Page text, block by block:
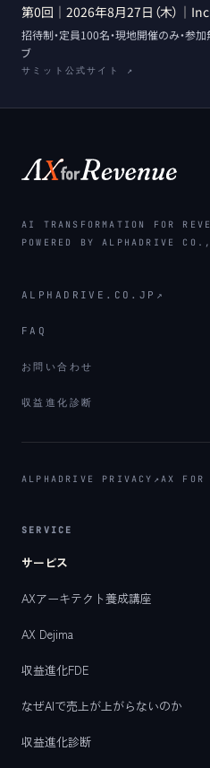
第0回 ｜ 2026年8月27日（木） ｜
招待制・定員100名・現地開催のみ・参加
ブ
サミット公式サイト ↗
AI TRANSFORMATION FOR
POWERED BY ALPHADRIVE
ALPHADRIVE.CO.JP ↗
FAQ
お問い合わせ
収益進化診断
ALPHADRIVE PRIVACY ↗ AX FOR
SERVICE
サービス
AXアーキテクト養成講座
AX Dejima
収益進化FDE
なぜAIで売上が上がらないのか
収益進化診断